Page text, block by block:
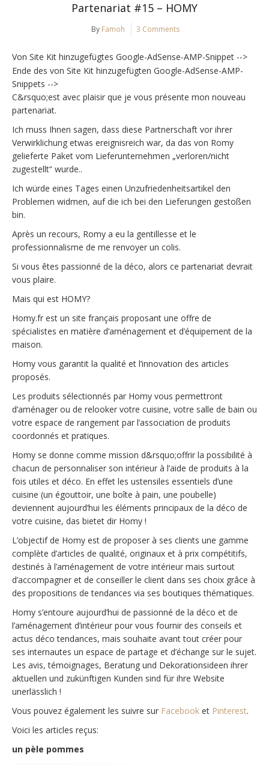
Partenariat #15 – HOMY
By Famoh 3 Comments
Von Site Kit hinzugefügtes Google-AdSense-AMP-Snippet -->
Ende des von Site Kit hinzugefügten Google-AdSense-AMP-
Snippets -->
C&rsquo;est avec plaisir que je vous présente mon nouveau
partenariat.
Ich muss Ihnen sagen, dass diese Partnerschaft vor ihrer
Verwirklichung etwas ereignisreich war, da das von Romy
gelieferte Paket vom Lieferunternehmen „verloren/nicht
zugestellt“ wurde..
Ich würde eines Tages einen Unzufriedenheitsartikel den
Problemen widmen, auf die ich bei den Lieferungen gestoßen
bin.
Après un recours, Romy a eu la gentillesse et le
professionnalisme de me renvoyer un colis.
Si vous êtes passionné de la déco, alors ce partenariat devrait
vous plaire.
Mais qui est HOMY?
Homy.fr est un site français proposant une offre de
spécialistes en matière d’aménagement et d’équipement de la
maison.
Homy vous garantit la qualité et l’innovation des articles
proposés.
Les produits sélectionnés par Homy vous permettront
d’aménager ou de relooker votre cuisine, votre salle de bain ou
votre espace de rangement par l’association de produits
coordonnés et pratiques.
Homy se donne comme mission d&rsquo;offrir la possibilité à
chacun de personnaliser son intérieur à l’aide de produits à la
fois utiles et déco. En effet les ustensiles essentiels d’une
cuisine (un égouttoir, une boîte à pain, une poubelle)
deviennent aujourd’hui les éléments principaux de la déco de
votre cuisine, das bietet dir Homy !
L’objectif de Homy est de proposer à ses clients une gamme
complète d’articles de qualité, originaux et à prix compétitifs,
destinés à l’aménagement de votre intérieur mais surtout
d’accompagner et de conseiller le client dans ses choix grâce à
des propositions de tendances via ses boutiques thématiques.
Homy s’entoure aujourd’hui de passionné de la déco et de
l’aménagement d’intérieur pour vous fournir des conseils et
actus déco tendances, mais souhaite avant tout créer pour
ses internautes un espace de partage et d’échange sur le sujet.
Les avis, témoignages, Beratung und Dekorationsideen ihrer
aktuellen und zukünftigen Kunden sind für ihre Website
unerlässlich !
Vous pouvez également les suivre sur Facebook et Pinterest.
Voici les articles reçus:
un pèle pommes